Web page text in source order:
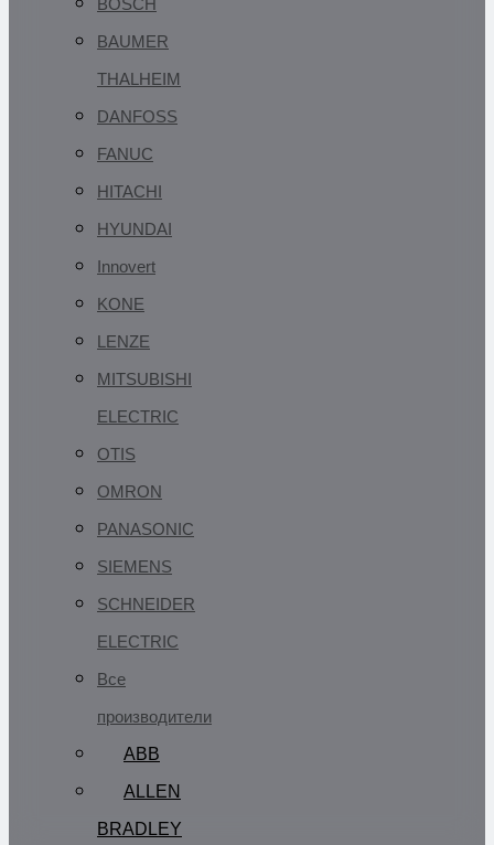
BAUMER
THALHEIM
DANFOSS
FANUC
HITACHI
HYUNDAI
Innovert
KONE
LENZE
MITSUBISHI
ELECTRIC
OTIS
OMRON
PANASONIC
SIEMENS
SCHNEIDER
ELECTRIC
Все
производители
ABB
ALLEN
BRADLEY